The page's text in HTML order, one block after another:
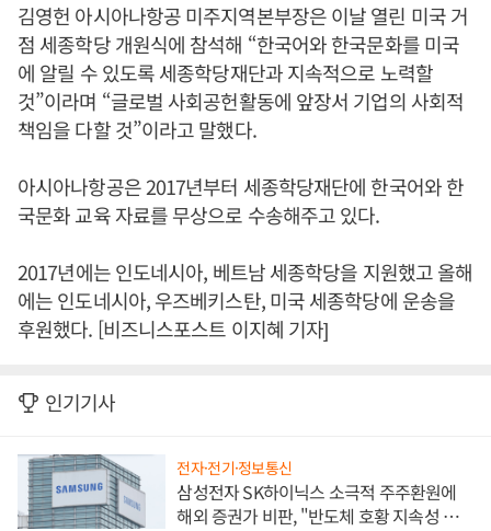
김영헌 아시아나항공 미주지역본부장은 이날 열린 미국 거
점 세종학당 개원식에 참석해 “한국어와 한국문화를 미국
에 알릴 수 있도록 세종학당재단과 지속적으로 노력할
것”이라며 “글로벌 사회공헌활동에 앞장서 기업의 사회적
책임을 다할 것”이라고 말했다.
아시아나항공은 2017년부터 세종학당재단에 한국어와 한
국문화 교육 자료를 무상으로 수송해주고 있다.
2017년에는 인도네시아, 베트남 세종학당을 지원했고 올해
에는 인도네시아, 우즈베키스탄, 미국 세종학당에 운송을
후원했다. [비즈니스포스트 이지혜 기자]
인기기사
전자·전기·정보통신
삼성전자 SK하이닉스 소극적 주주환원에
해외 증권가 비판, "반도체 호황 지속성 의